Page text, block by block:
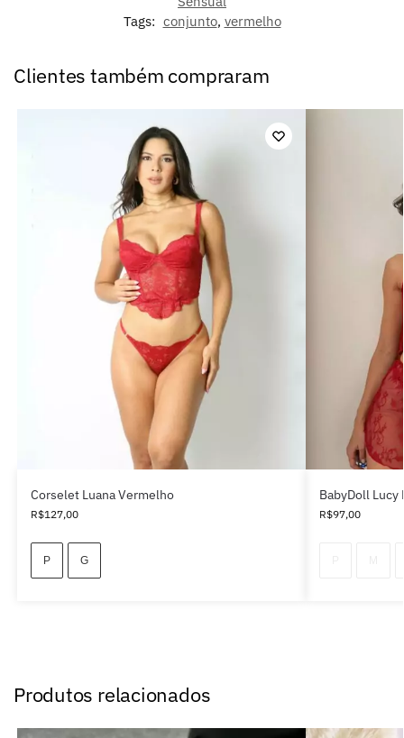
Tags: conjunto, vermelho
Clientes também compraram
Corselet Luana Vermelho
R$127,00
P G
BabyDoll Lucy
R$97,00
Produtos relacionados